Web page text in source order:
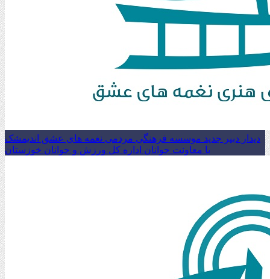
دیدار دبیر جدید موسسه فرهنگی مردمی نغمه های عشق اندیمشک
با معاونت جوانان اداره کل ورزش و جوانان خوزستان